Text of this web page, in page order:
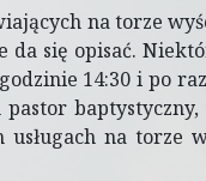
na torze
się opisać.
godzinie 14:30 i po
na torze